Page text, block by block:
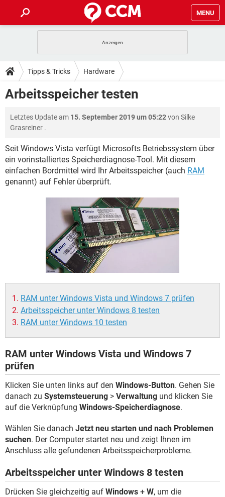
MENU
ANDROID IOS
WINDOWS 10 INSTAGRAM
FACEBOOK
TIPPS & TRICKS
SPIELE
ANDROID IOS
WINDOWS 10 INSTAGRAM
FACEBOOK HARDWARE
DOWNLOADS
ANDROID
WHATSAPP TIKTOK
FACEBOOK HARDWARE
FORUM
ANDROID IOS
WINDOWS 10 INSTAGRAM
WHATSAPP
HARDWARE
SPIELE STREAMING
ANDROID
TIKTOK
HARDWARE
Tipps & Tricks Hardware
Arbeitsspeicher testen
Letztes Update am 15. September 2019 um 05:22von Silke
Grasreiner .
Seit Windows Vista verfügt Microsofts Betriebssystem über
ein vorinstalliertes Speicherdiagnose-Tool. Mit diesem
einfachen Bordmittel wird Ihr Arbeitsspeicher (auch RAM
genannt) auf Fehler überprüft.
RAM unter Windows Vista und Windows 7 prüfen
Arbeitsspeicher unter Windows 8 testen
RAM unter Windows 10 testen
RAM unter Windows Vista und Windows 7
prüfen
Klicken Sie unten links auf den Windows-Button. Gehen Sie
danach zu Systemsteuerung > Verwaltung und klicken Sie
auf die Verknüpfung Windows-Speicherdiagnose.
Wählen Sie danach Jetzt neu starten und nach Problemen
suchen. Der Computer startet neu und zeigt Ihnen im
Anschluss alle gefundenen Arbeitsspeicherprobleme.
Arbeitsspeicher unter Windows 8 testen
Drücken Sie gleichzeitig auf Windows + W, um die